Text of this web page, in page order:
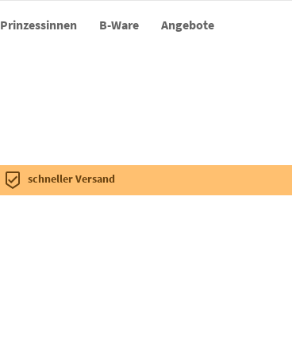
Prinzessinnen B-Ware Angebote
schneller Versand